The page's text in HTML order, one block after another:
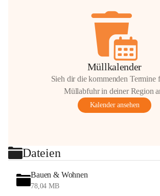
Müllkalender
Sieh dir die kommenden Termine
Müllabfuhr in deiner Region
Kalender ansehen
Dateien
Bauen & Wohnen
78,04 MB